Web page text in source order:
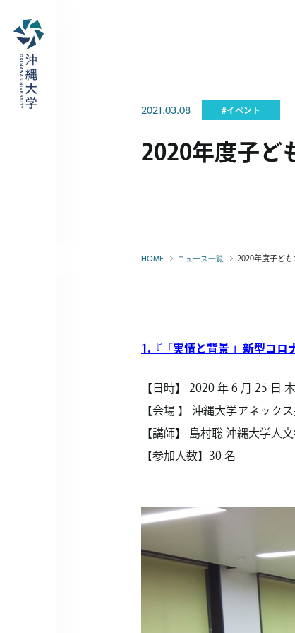
2021.03.08 #イベント
2020年度子
HOME ニュース一覧 2020年度子ど
1.『「実情と背景 」新型コロ
【日時】 2020 年 6 月 25 日
【会場 】 沖縄大学アネック
【講師】 島村聡 沖縄大学人
【参加人数】30 名